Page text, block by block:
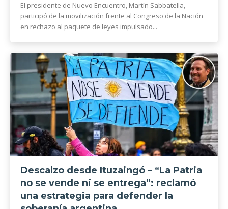
El presidente de Nuevo Encuentro, Martín Sabbatella,
participó de la movilización frente al Congreso de la Nación
en rechazo al paquete de leyes impulsado...
Descalzo desde Ituzaingó – “La Patria
no se vende ni se entrega”: reclamó
una estrategia para defender la